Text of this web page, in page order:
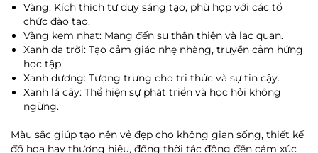
Vàng: Kích thích tư duy sáng tạo, phù hợp với các tổ
chức đào tạo.
Vàng kem nhạt: Mang đến sự thân thiện và lạc quan.
Xanh da trời: Tạo cảm giác nhẹ nhàng, truyền cảm hứng
học tập.
Xanh dương: Tượng trưng cho tri thức và sự tin cậy.
Xanh lá cây: Thể hiện sự phát triển và học hỏi không
ngừng.
Màu sắc giúp tạo nên vẻ đẹp cho không gian sống, thiết kế
đồ họa hay thương hiệu, đồng thời tác động đến cảm xúc